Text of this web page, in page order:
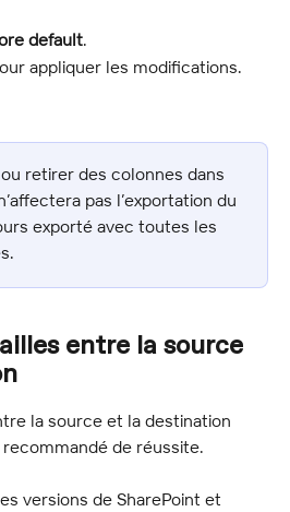
default.
appliquer les modifications.
retirer des colonnes dans
pas l’exportation du
exporté avec toutes les
entre la source
la source et la destination
recommandé de réussite.
versions de SharePoint et